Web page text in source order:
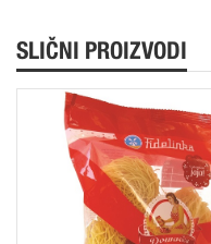
SLIČNI PROIZVODI